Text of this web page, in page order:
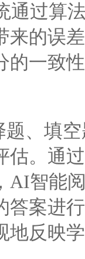
通过算
来的误
的一致
、填空
估。通
AI智能
答案进
地反映